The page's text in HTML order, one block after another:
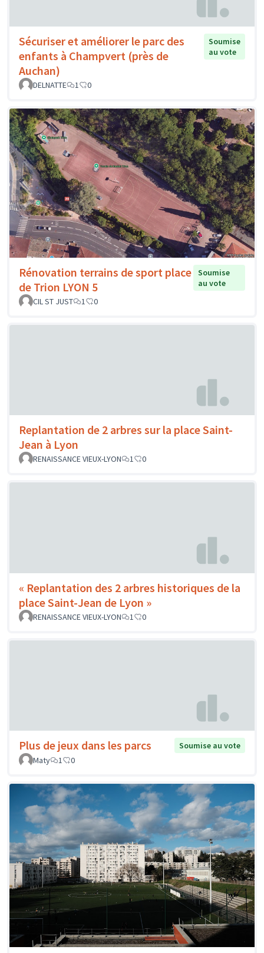
Sécuriser et améliorer le parc des
enfants à Champvert (près de
Auchan)
Soumise
au vote
DELNATTE 1 0
Rénovation terrains de sport place
de Trion LYON 5
Soumise
au vote
CIL ST JUST
1 0
Replantation de 2 arbres sur la place Saint-
Jean à Lyon
RENAISSANCE VIEUX-LYON 1 0
« Replantation des 2 arbres historiques de la
place Saint-Jean de Lyon »
RENAISSANCE VIEUX-LYON 1 0
Plus de jeux dans les parcs
Soumise au vote
Maty
1 0